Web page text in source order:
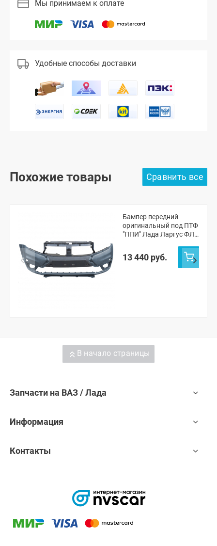
Мы принимаем к оплате
Удобные способы доставки
Похожие товары
Бампер передний
оригинальный под ПТФ
"ППИ" Лада Ларгус ФЛ
13 440 руб.
В начало страницы
Запчасти на ВАЗ / Лада
Информация
Контакты